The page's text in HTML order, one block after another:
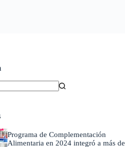
Programa de Complementación
Alimentaria en 2024 integró a más de